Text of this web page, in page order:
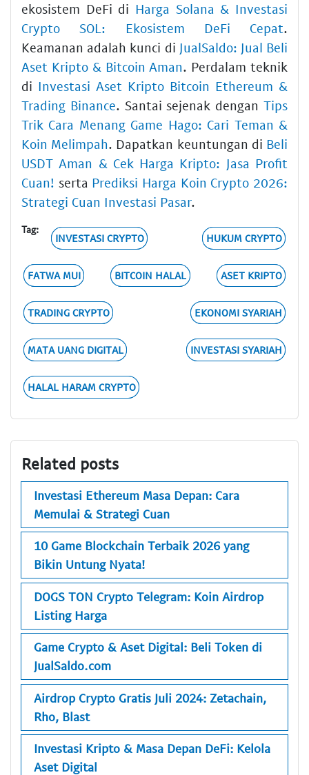
ekosistem DeFi di Harga Solana & Investasi
Crypto SOL: Ekosistem DeFi Cepat.
Keamanan adalah kunci di JualSaldo: Jual Beli
Aset Kripto & Bitcoin Aman. Perdalam teknik
di Investasi Aset Kripto Bitcoin Ethereum &
Trading Binance. Santai sejenak denganTips
Trik Cara Menang Game Hago: Cari Teman &
Koin Melimpah. Dapatkan keuntungan di Beli
USDT Aman & Cek Harga Kripto: Jasa Profit
Cuan! serta Prediksi Harga Koin Crypto 2026:
Strategi Cuan Investasi Pasar.
Tag:
INVESTASI CRYPTO HUKUM CRYPTO
FATWA MUI BITCOIN HALAL ASET KRIPTO
TRADING CRYPTO EKONOMI SYARIAH
MATA UANG DIGITAL INVESTASI SYARIAH
HALAL HARAM CRYPTO
Related posts
Investasi Ethereum Masa Depan: Cara
Memulai & Strategi Cuan
10 Game Blockchain Terbaik 2026 yang
Bikin Untung Nyata!
DOGS TON Crypto Telegram: Koin Airdrop
Listing Harga
Game Crypto & Aset Digital: Beli Token di
JualSaldo.com
Airdrop Crypto Gratis Juli 2024: Zetachain,
Rho, Blast
Investasi Kripto & Masa Depan DeFi: Kelola
Aset Digital